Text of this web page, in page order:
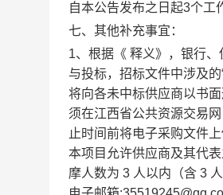
自本公告发布之日起3个工
七、其他补充事宜：
1、根据《 释义》，银行
与投标，招标文件中涉及
将向各未中标供应商以书
须在江西省公共资源交易
止时间前将电子采购文件
本项目允许供应商及其代
摩人数为 3 人以内（含 3